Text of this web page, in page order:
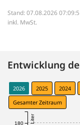
Stand: 07.08.2026
inkl. MwSt.
Entwicklung
2026 2025 2024
Gesamter Zeitraum
180